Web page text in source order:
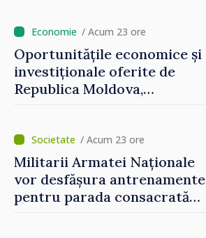
/ Acum 23 ore
Oportunitățile economice și
investiționale oferite de
Republica Moldova,
Forumul Diasporei
/ Acum 23 ore
Militarii Armatei Naționale
vor desfășura antrenamente
pentru parada consacrată